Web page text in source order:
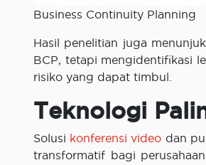
Business Continuity Planning
Hasil penelitian juga
BCP, tetapi mengidentifikasi
risiko yang dapat timbul.
Teknologi
Solusi konferensi video dan
transformatif bagi